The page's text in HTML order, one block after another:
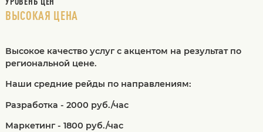
ВЫСОКАЯ ЦЕНА
Высокое качество услуг с акцентом на результат по
региональной цене.
Наши средние рейды по направлениям:
Разработка - 2000 руб./час
Маркетинг - 1800 руб./час